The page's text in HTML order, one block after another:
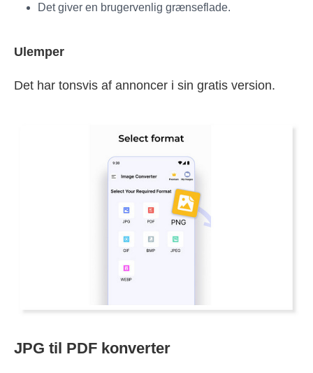
Det giver en brugervenlig grænseflade.
Ulemper
Det har tonsvis af annoncer i sin gratis version.
JPG til PDF konverter